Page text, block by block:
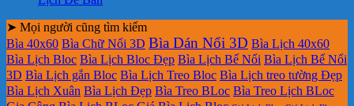
➤ Mọi người cũng tìm kiếm
Bìa 40x60 Bìa Chữ Nổi 3D Bìa Dán Nổi 3D Bìa Lịch 40x60
Bìa Lịch Bloc Bìa Lịch Bloc Đẹp Bìa Lịch Bế Nổi Bìa Lịch Bế Nổi
3D Bìa Lịch gắn Bloc Bìa Lịch Treo Bloc Bìa Lịch treo tường Đẹp
Bìa Lịch Xuân Bìa Lịch Đẹp Bìa Treo BLoc Bìa Treo Lịch BLoc